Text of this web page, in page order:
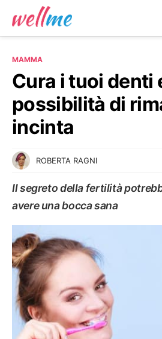
MAMMA
Cura i tuoi denti
possibilità di
incinta
ROBERTA RAGNI
Il segreto della fertilità
avere una bocca sana
MAMMA